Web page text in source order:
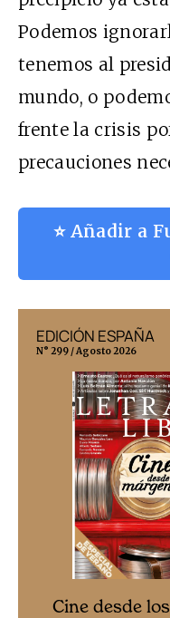
Podemos
tenemos al
mundo, o
frente la crisis
precauciones
⭐ Añadir a
EDICIÓN ESPAÑA
N° 299 / Agosto 2026
Cine desde